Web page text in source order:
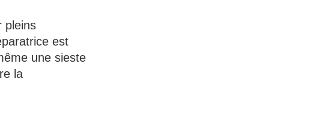
pleins
est
une sieste
la